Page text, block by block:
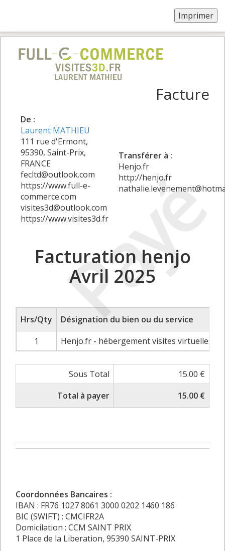
Payé
Facture
De :
Laurent MATHIEU
111 rue d'Ermont,
95390, Saint-Prix,
FRANCE
fecltd@outlook.com
https://www.full-e-
commerce.com
visites3d@outlook.com
https://www.visites3d.fr
Transférer à :
Henjo.fr
http://henjo.fr
Facturation henjo
Avril 2025
Hrs/Qty
Désignation du bien ou du service
1
Henjo.fr - hébergement visites virtuelles
Sous Total
15.00 €
Total à payer
15.00 €
Coordonnées Bancaires :
IBAN : FR76 1027 8061 3000 0202 1460 186
BIC (SWIFT) : CMCIFR2A
Domicilation : CCM SAINT PRIX
1 Place de la Liberation, 95390 SAINT-PRIX